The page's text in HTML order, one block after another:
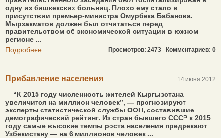
одну из бишкекских больниц. Плохо ему стало в
присутствии премьер-министра Омурбека Бабанова.
Мырзакматов должен был отчитаться перед
правительством об экономической ситуации в южном
регионе ...
Подробнее...
Просмотров: 2473 Комментариев: 0
Прибавление населения 14 июня 2012
“К 2015 году численность жителей Кыргызстана
увеличится на миллион человек”, — прогнозируют
эксперты статистической службы ООН, составившие
демографический рейтинг. Из стран бывшего СССР к 2015
году самые высокие темпы роста населения предрекают
Узбекистану — на 6 миллионов человек ...